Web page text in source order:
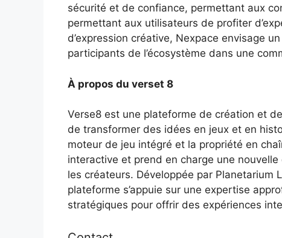
sécurité et de confiance, permettant aux
permettant aux utilisateurs de profiter
d’expression créative, Nexpace envisage
participants de l’écosystème dans une
À propos du verset 8
Verse8 est une plateforme de création et
de transformer des idées en jeux et en
moteur de jeu intégré et la propriété en
interactive et prend en charge une
les créateurs. Développée par Planetarium
plateforme s’appuie sur une expertise
stratégiques pour offrir des expériences